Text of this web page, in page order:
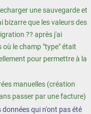
une sauvegarde et
bizarre que les valeurs des
?? après j'ai
le champ "type" était
pour permettre à la
manuelles (création
passer par une facture)
données qui n'ont pas été